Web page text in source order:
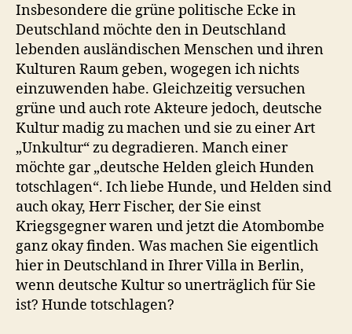
Insbesondere die grüne politische Ecke in
Deutschland möchte den in Deutschland
lebenden ausländischen Menschen und ihren
Kulturen Raum geben, wogegen ich nichts
einzuwenden habe. Gleichzeitig versuchen
grüne und auch rote Akteure jedoch, deutsche
Kultur madig zu machen und sie zu einer Art
„Unkultur“ zu degradieren. Manch einer
möchte gar „deutsche Helden gleich Hunden
totschlagen“. Ich liebe Hunde, und Helden sind
auch okay, Herr Fischer, der Sie einst
Kriegsgegner waren und jetzt die Atombombe
ganz okay finden. Was machen Sie eigentlich
hier in Deutschland in Ihrer Villa in Berlin,
wenn deutsche Kultur so unerträglich für Sie
ist? Hunde totschlagen?